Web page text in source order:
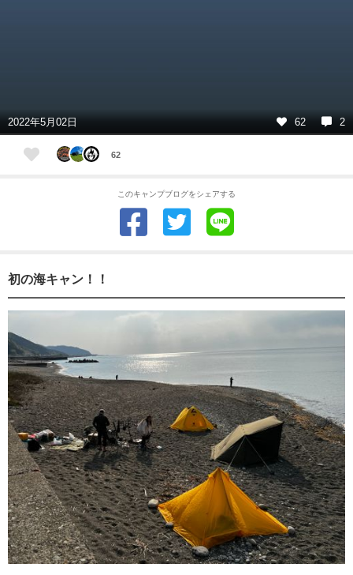
2022年5月02日 62 2
62
このキャンプブログをシェアする
初の海キャン！！